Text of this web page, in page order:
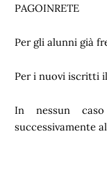
PAGOINRETE
Per gli alunni già
Per i nuovi iscritti
In nessun
successivamente